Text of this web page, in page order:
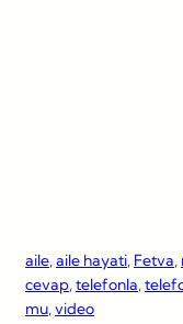
aile, aile hayati, Fetva,
cevap, telefonla,
mu, video